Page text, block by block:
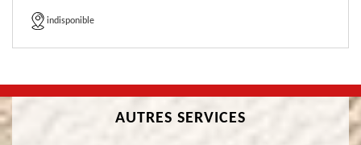
indisponible
AUTRES SERVICES